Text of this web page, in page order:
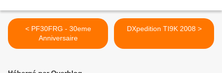
< PF30FRG - 30eme
Anniversaire
DXpedition TI9K 2008 >